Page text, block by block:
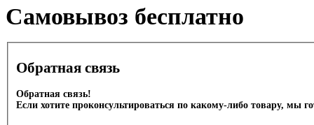
Cамовывоз бесплатно
Обратная связь
Обратная связь!
Если хотите проконсультироваться по какому-либо товару, мы